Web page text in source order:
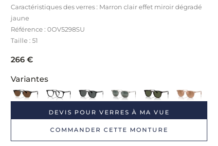
Caractéristiques des verres : Marron clair effet miroir dégradé
jaune
Référence : 0OV5298SU
Taille : 51
266€
Variantes
DEVIS POUR VERRES À MA VUE
COMMANDER CETTE MONTURE